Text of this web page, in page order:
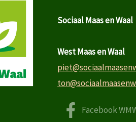
Sociaal Maas en Waal
West Maas en Waal
Facebook